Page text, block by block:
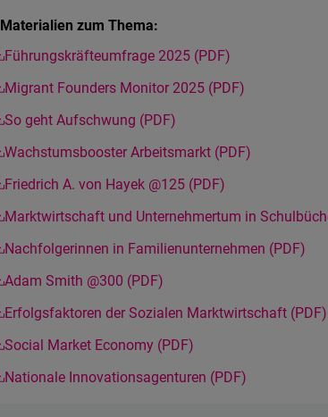
Materialien zum Thema:
Führungskräfteumfrage 2025 (PDF)
Migrant Founders Monitor 2025 (PDF)
So geht Aufschwung (PDF)
Wachstumsbooster Arbeitsmarkt (PDF)
Friedrich A. von Hayek @125 (PDF)
Marktwirtschaft und Unternehmertum in
Nachfolgerinnen in Familienunternehmen (PDF)
Adam Smith @300 (PDF)
Erfolgsfaktoren der Sozialen Marktwirtschaft (PDF)
Social Market Economy (PDF)
Nationale Innovationsagenturen (PDF)